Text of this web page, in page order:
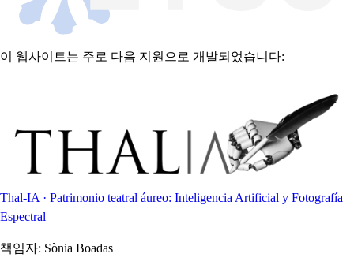
이 웹사이트는 주로 다음 지원으로 개발되었습니다:
Thal-IA · Patrimonio teatral áureo: Inteligencia Artificial y Fotografía
Espectral
책임자: Sònia Boadas